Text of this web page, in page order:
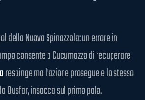
della Nuova Spinazzola: un errore in
consente a Cucumazzo di recuperare
respinge ma l’azione prosegue e lo stesso
Ousfar, insacca sul primo palo.